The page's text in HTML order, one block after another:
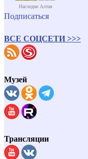
Наследие Алтая
Подписаться
ВСЕ СОЦСЕТИ >>>
Музей
Трансляции